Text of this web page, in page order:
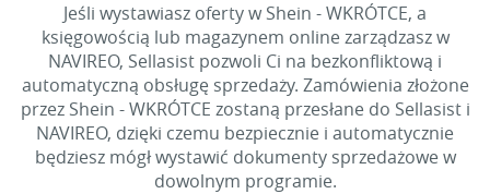
Jeśli wystawiasz oferty w Shein - WKRÓTCE, a
księgowością lub magazynem online zarządzasz w
NAVIREO, Sellasist pozwoli Ci na bezkonfliktową i
automatyczną obsługę sprzedaży. Zamówienia złożone
przez Shein - WKRÓTCE zostaną przesłane do Sellasist i
NAVIREO, dzięki czemu bezpiecznie i automatycznie
będziesz mógł wystawić dokumenty sprzedażowe w
dowolnym programie.